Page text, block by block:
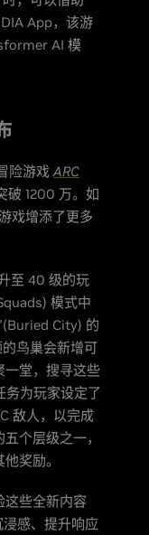
App，该游
AI 模
险游戏ARC
破 1200 万。如
戏增添了更多
至 40 级的玩
模式中
City) 的
鸟巢会新增可
一堂，搜寻这些
务为玩家设定了
敌人，以完成
个层级之一，
奖励。
这些全新内容
感、提升响应